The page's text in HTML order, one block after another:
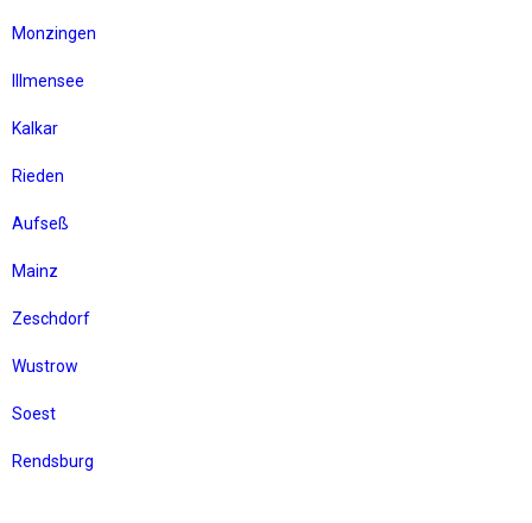
Monzingen
Illmensee
Kalkar
Rieden
Aufseß
Mainz
Zeschdorf
Wustrow
Soest
Rendsburg